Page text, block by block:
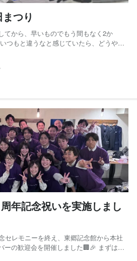
つり
てから、早いものでもう間もなく2か
神で行われる祭礼で、 🌟 山王祭、深川祭
🌟 京都の祇園祭、大阪...
年記念祝いを実施しまし
セレモニーを終え、東郷記念館から本社
歓迎会を開催しました🏢🎉 まずは式